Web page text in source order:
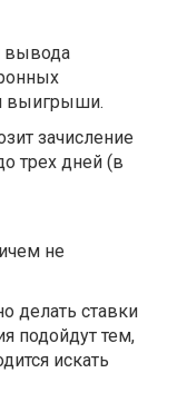
вывода
выигрыши.
зачисление
трех дней (в
не
делать ставки
подойдут тем,
искать